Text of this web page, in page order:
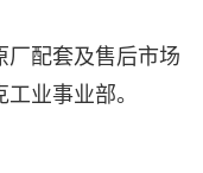
配套及售后市场
业事业部。